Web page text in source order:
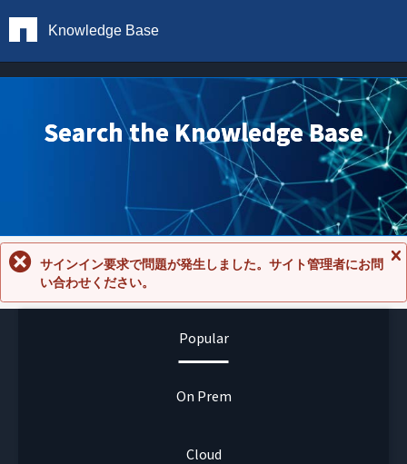
Knowledge Base
Search the Knowledge Base
セ
サインイン要求で問題が発生しました。サイト管理者にお問
い合わせください。
Popular
On Prem
Cloud